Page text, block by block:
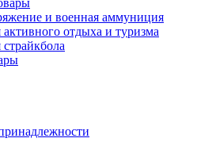
и военная аммуниция
отдыха и туризма